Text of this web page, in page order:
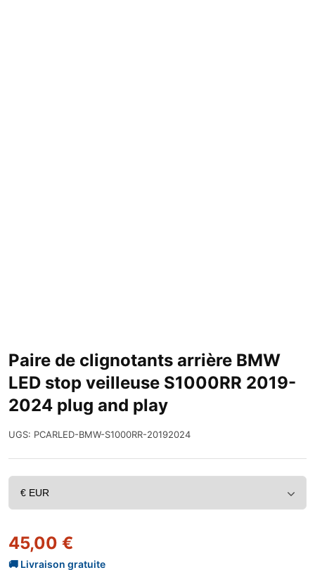
Paire de clignotants arrière BMW
LED stop veilleuse S1000RR 2019-
2024 plug and play
UGS: PCARLED-BMW-S1000RR-20192024
45,00 €